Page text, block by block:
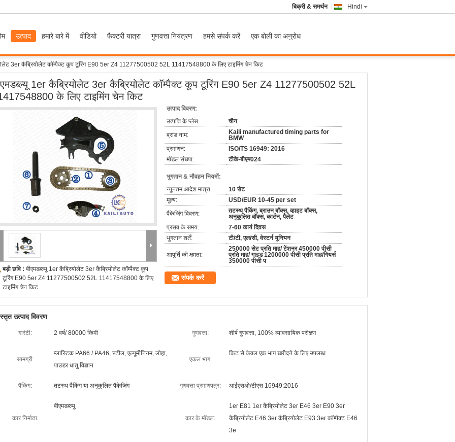
Hindi
बिक्री & समर्थन
उत्पाद हमारे बारे में वीडियो फैक्टरी यात्रा गुणवत्ता नियंत्रण हमसे संपर्क करें एक बोली का अनुरोध
3er कैब्रियोलेट कॉम्पैक्ट कूप टूरिंग E90 5er Z4 11277500502 52L 11417548800 के लिए टाइमिंग चेन किट
1er कैब्रियोलेट 3er कैब्रियोलेट कॉम्पैक्ट कूप टूरिंग E90 5er Z4 11277500502 52L
के लिए टाइमिंग चेन किट
बड़ी छवि : बीएमडब्ल्यू 1er कैब्रियोलेट 3er कैब्रियोलेट कॉम्पैक्ट कूप
टूरिंग E90 5er Z4 11277500502 52L 11417548800 के लिए
टाइमिंग चेन किट
उत्पाद विवरण:
उत्पत्ति के प्लेस:
चीन
ब्रांड नाम:
Kaili manufactured timing parts for
BMW
प्रमाणन:
ISO/TS 16949: 2016
मॉडल संख्या:
टीके-बीएम024
भुगतान & नौवहन नियमों:
न्यूनतम आदेश मात्रा:
10 सेट
मूल्य:
USD/EUR 10-45 per set
पैकेजिंग विवरण:
तटस्थ पैकिंग, ब्राउन बॉक्स, व्हाइट बॉक्स,
अनुकूलित बॉक्स, कार्टन, पैलेट
प्रसव के समय:
7-60 कार्य दिवस
भुगतान शर्तें:
टी/टी, एल/सी, वेस्टर्न यूनियन
आपूर्ति की क्षमता:
250000 सेट प्रति माह/ टेंशनर 450000 पीसी
प्रति माह/ गाइड 1200000 पीसी प्रति माह/गियर्स
350000 पीसी प
संपर्क करें
उत्पाद विवरण
गारंटी: 2 वर्ष/ 80000 किमी गुणवत्ता: शीर्ष गुणवत्ता, 100% व्यावसायिक परीक्षण
सामग्री:
प्लास्टिक PA66 / PA46, स्टील, एल्यूमीनियम, लोहा,
पाउडर धातु विज्ञान
एकल भाग:
किट से केवल एक भाग खरीदने के लिए उपलब्ध
पैकिंग: तटस्थ पैकिंग या अनुकूलित पैकेजिंग गुणवत्ता प्रमाणपत्र: आईएसओ/टीएस 16949:2016
कार निर्माता:
बीएमडब्ल्यू
कार के मॉडल:
1er E81 1er कैब्रियोलेट 3er E46 3er E90 3er
कैब्रियोलेट E46 3er कैब्रियोलेट E93 3er कॉम्पैक्ट E46
3e